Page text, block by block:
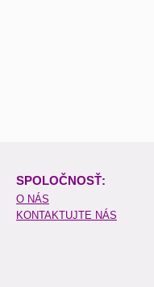
SPOLOČNOSŤ:
O NÁS
KONTAKTUJTE NÁS